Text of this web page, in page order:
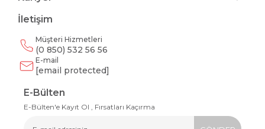
İletişim
Müşteri Hizmetleri
(0 850) 532 56 56
E-mail
[email protected]
E-Bülten
E-Bülten'e Kayıt Ol , Fırsatları Kaçırma